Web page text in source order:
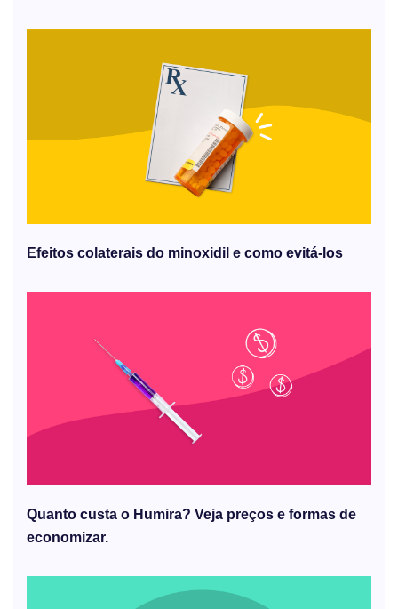
Efeitos colaterais do minoxidil e como evitá-los
Quanto custa o Humira? Veja preços e formas de
economizar.